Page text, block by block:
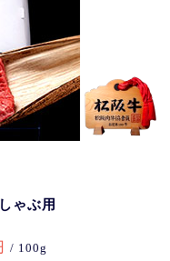
ゃぶ用
/ 100g